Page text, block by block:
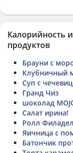
Калорийность
продуктов
Брауни с
Клубничный
Суп с
Гранд Чиз
шоколад
Салат ирина!
Ролл
Яичница с
Батончик